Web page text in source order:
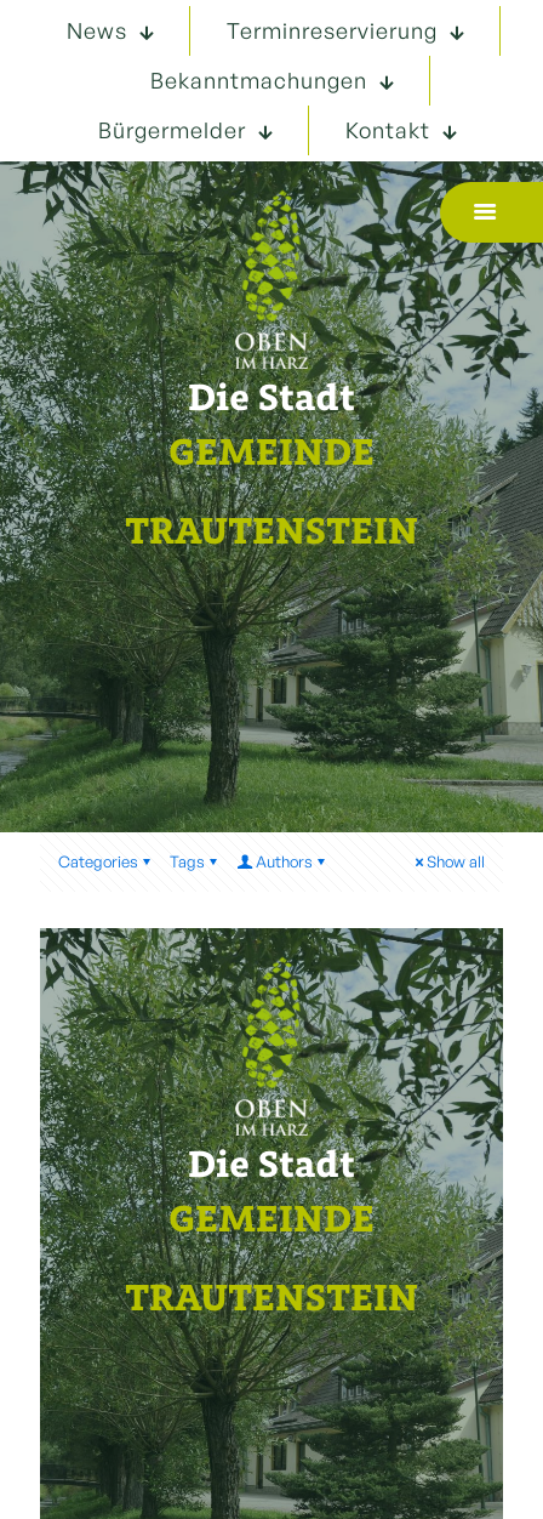
News
Terminreservierung
Bekanntmachungen
Bürgermelder
Kontakt
Die Stadt
GEMEINDE
TRAUTENSTEIN
Categories Tags Authors Show all
Die Stadt
GEMEINDE
TRAUTENSTEIN